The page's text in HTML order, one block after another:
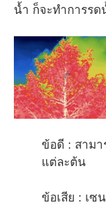
น้ำ ก็จะทำการรด
ข้อดี : สามา
แต่ละต้น
ข้อเสีย : เซ